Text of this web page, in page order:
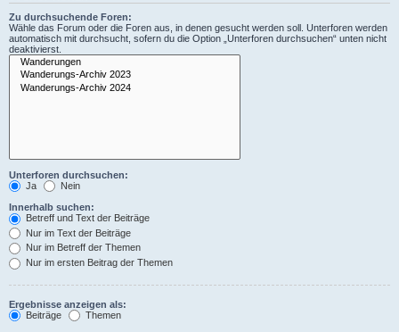
Zu durchsuchende Foren:
Wähle das Forum oder die Foren aus, in denen gesucht werden soll. Unterforen werden
automatisch mit durchsucht, sofern du die Option „Unterforen durchsuchen“ unten nicht
deaktivierst.
Unterforen durchsuchen:
Ja
Nein
Innerhalb suchen:
Betreff und Text der Beiträge
Nur im Text der Beiträge
Nur im Betreff der Themen
Nur im ersten Beitrag der Themen
Ergebnisse anzeigen als:
Beiträge
Themen